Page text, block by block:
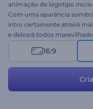
animação de logotipo
Com uma aparência
intro certamente atrairá
e deixará todos
paixão, impulso e
apresentar qualquer
uma animação de
16:9